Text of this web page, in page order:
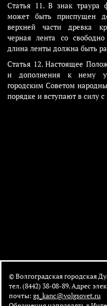
Статья 11. В знак траура
может быть приспущен
верхней части древка
черная лента со
длина ленты должна быть
Статья 12. Настоящее
и дополнения к нему
городским Советом
порядке и вступают в силу
© Волгоградская городская
тел. (8442) 38-08-89. Адрес
почты: gs_kanc@volgsovet.ru